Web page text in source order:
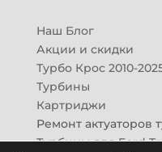
Наш Блог
Акции и скидки
Турбо Крос 2010-
Турбины
Картриджи
Ремонт актуаторов
Турбины для Ford